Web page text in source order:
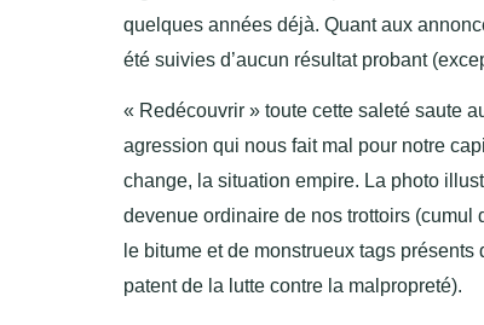
quelques années déjà. Quant aux
été suivies d’aucun résultat probant
« Redécouvrir » toute cette saleté saute
agression qui nous fait mal pour notre
change, la situation empire. La photo
devenue ordinaire de nos trottoirs
le bitume et de monstrueux tags
patent de la lutte contre la malpropreté).